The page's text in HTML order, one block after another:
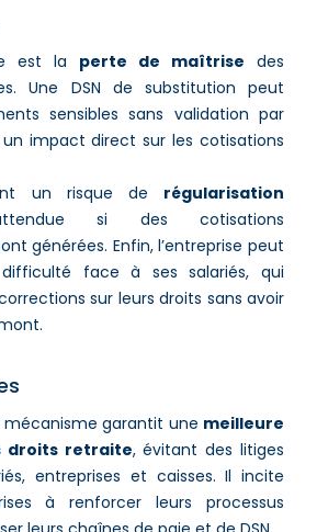
est la perte de maîtrise des
Une DSN de substitution peut
sensibles sans validation par
un impact direct sur les cotisations
un risque de régularisation
si des cotisations
générées. Enfin, l’entreprise peut
face à ses salariés, qui
sur leurs droits sans avoir
garantit une meilleure
droits retraite, évitant des litiges
entreprises et caisses. Il incite
à renforcer leurs processus